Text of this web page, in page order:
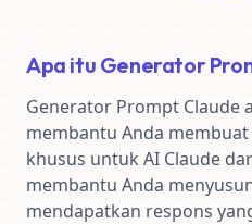
Apa itu Generator
Generator Prompt Claude
membantu Anda
khusus untuk AI Claude
membantu Anda
mendapatkan respons